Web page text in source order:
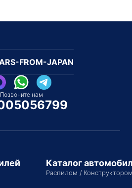
FROM-JAPAN
Позвоните нам
Каталог
Распилом /